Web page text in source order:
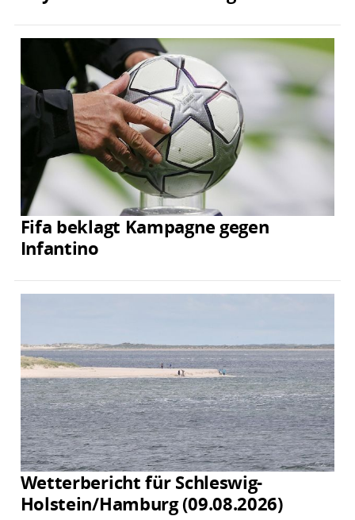
Fifa beklagt Kampagne gegen
Infantino
Wetterbericht für Schleswig-
Holstein/Hamburg (09.08.2026)